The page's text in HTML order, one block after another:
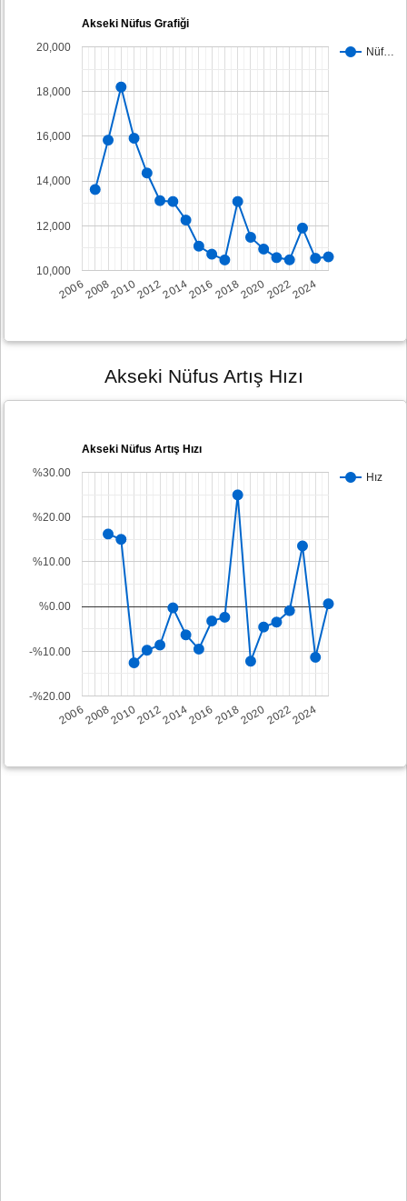
Akseki Nüfus Grafiği
Nüf…
2006200820102012201420162018202020222024
10,000
12,000
14,000
16,000
18,000
20,000
Akseki Nüfus Artış Hızı
Akseki Nüfus Artış Hızı
Hız
2006200820102012201420162018202020222024
-%20.00
-%10.00
%0.00
%10.00
%20.00
%30.00